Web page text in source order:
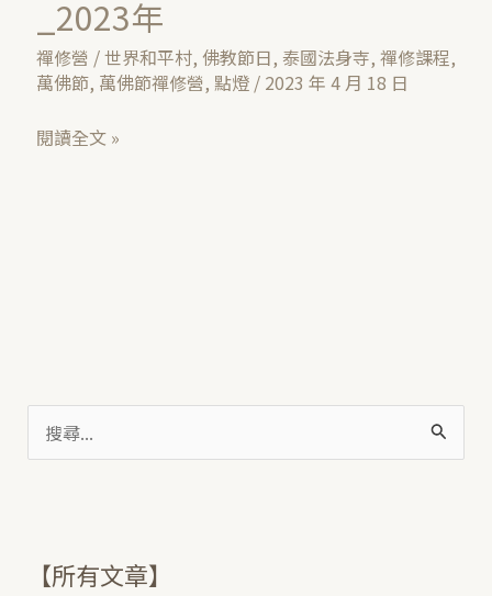
【所有文章】
_2023年
禪修營 /世界和平村, 佛教節日, 泰國法身寺, 禪修課程,
萬佛節, 萬佛節禪修營, 點燈/ 2023 年 4 月 18 日
閱讀全文 »